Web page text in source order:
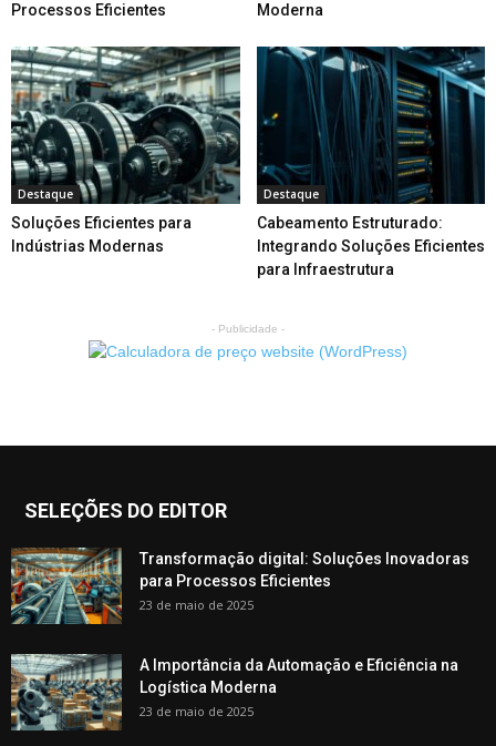
Processos Eficientes
Moderna
Destaque
Soluções Eficientes para
Indústrias Modernas
Destaque
Cabeamento Estruturado:
Integrando Soluções Eficientes
para Infraestrutura
- Publicidade -
SELEÇÕES DO EDITOR
Transformação digital: Soluções Inovadoras
para Processos Eficientes
23 de maio de 2025
A Importância da Automação e Eficiência na
Logística Moderna
23 de maio de 2025